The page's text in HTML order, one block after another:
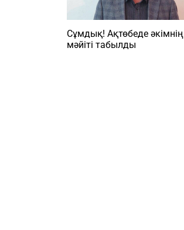
Сұмдық! Ақтөбеде әкімнің
мәйіті табылды